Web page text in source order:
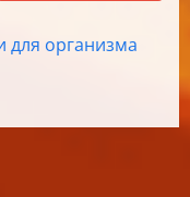
для организма